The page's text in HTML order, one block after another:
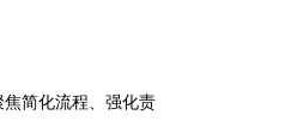
简化流程、强化责